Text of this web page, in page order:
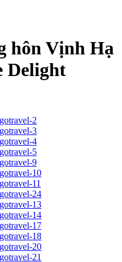
hôn Vịnh Hạ
Delight